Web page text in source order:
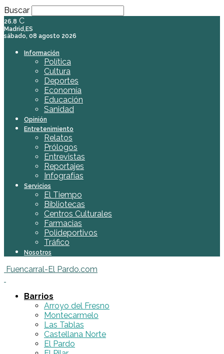
Buscar
26.8 C
Madrid,ES
sábado, 08 agosto 2026
Información
Política
Cultura
Deportes
Economía
Educación
Sanidad
Opinión
Entretenimiento
Relatos
Prólogos
Entrevistas
Reportajes
Infografías
Servicios
El Tiempo
Bibliotecas
Centros Culturales
Farmacias
Polideportivos
Tráfico
Nosotros
Fuencarral-El Pardo.com
Barrios
Arroyo del Fresno
Montecarmelo
Las Tablas
Castellana Norte
El Pardo